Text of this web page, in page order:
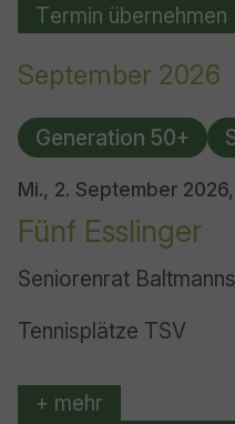
Termin übernehmen
September 2026
Mi., 2. September 2026,
Fünf Esslinger
Seniorenrat
Tennisplätze TSV
+ mehr
Generation 50+